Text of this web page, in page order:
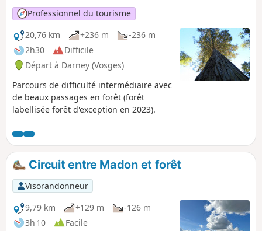
Professionnel du tourisme
20,76 km
+236 m
-236 m
2h30
Difficile
Départ à Darney (Vosges)
Parcours de difficulté intermédiaire avec
de beaux passages en forêt (forêt
labellisée forêt d'exception en 2023).
Circuit entre Madon et forêt
Visorandonneur
9,79 km
+129 m
-126 m
3h 10
Facile